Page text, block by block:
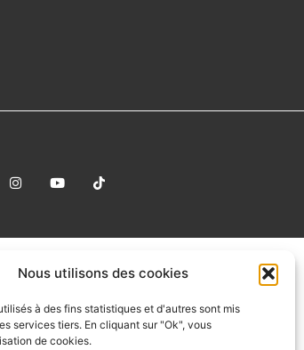
Nous utilisons des cookies
à des fins statistiques et d'autres sont mis
services tiers. En cliquant sur "Ok", vous
de cookies.